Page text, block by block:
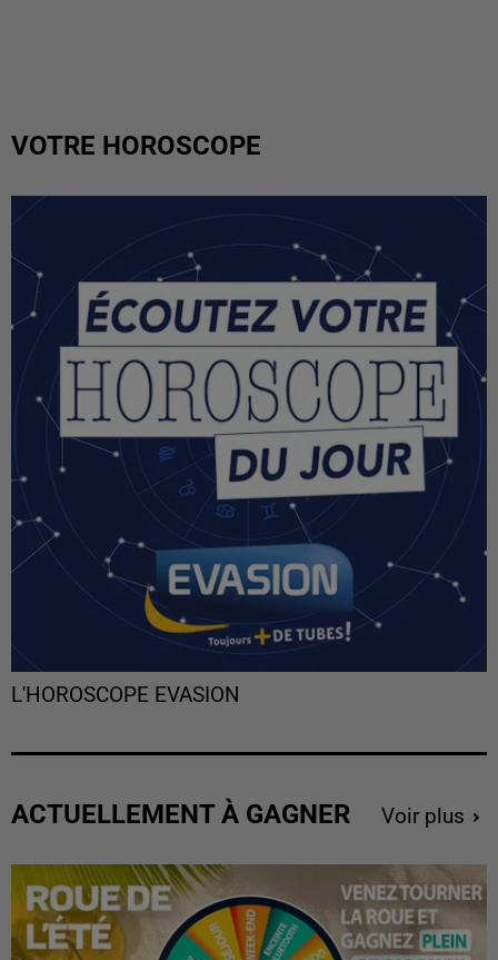
VOTRE HOROSCOPE
L'HOROSCOPE EVASION
ACTUELLEMENT À GAGNER Voir plus